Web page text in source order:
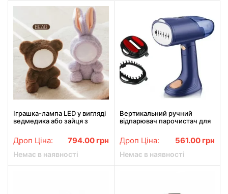
Іграшка-лампа LED у вигляді
ведмедика або зайця з
Дроп Ціна: 794.00 грн
Немає в наявності
Вертикальний ручний
відпарювач парочистач для
Дроп Ціна: 561.00 грн
Немає в наявності